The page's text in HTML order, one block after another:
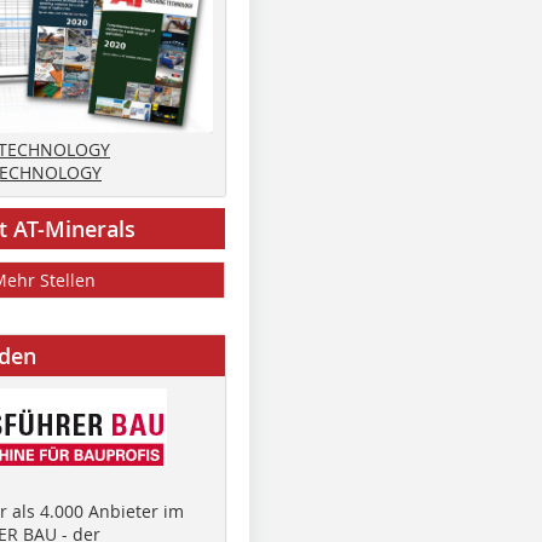
AT-Minerals
Stellen
als 4.000 Anbieter im
BAU - der